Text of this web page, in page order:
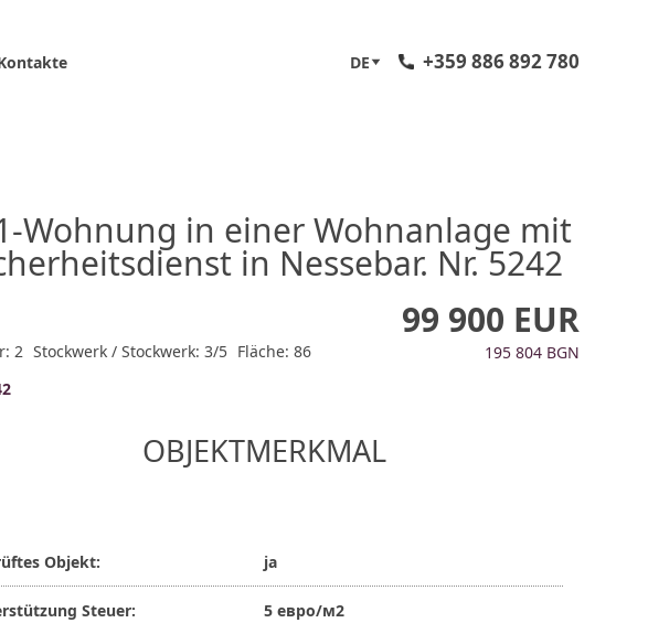
DE +359 886 892 780
Wohnung in einer Wohnanlage mit
in Nessebar. Nr. 5242
2 Stockwerk / Stockwerk: 3/5 Fläche: 86
99 900 EUR
195 804 BGN
OBJEKTMERKMAL
Objekt: ja
Steuer: 5 евро/м2